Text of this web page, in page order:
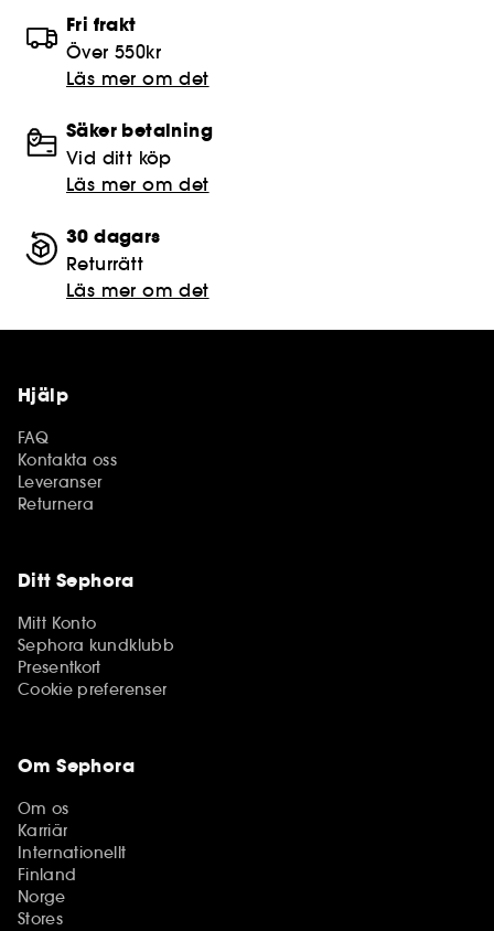
Fri frakt
Över 550kr
Läs mer om det
Säker betalning
Vid ditt köp
Läs mer om det
30 dagars
Returrätt
Läs mer om det
Hjälp
FAQ
Kontakta oss
Leveranser
Returnera
Ditt Sephora
Mitt Konto
Sephora kundklubb
Presentkort
Cookie preferenser
Om Sephora
Om os
Karriär
Internationellt
Finland
Norge
Stores